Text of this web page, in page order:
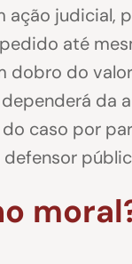
ação judicial,
até
dobro do
da
caso por
defensor